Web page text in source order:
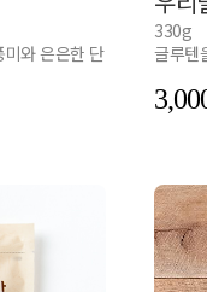
와 은은한 단
330g
글루텐